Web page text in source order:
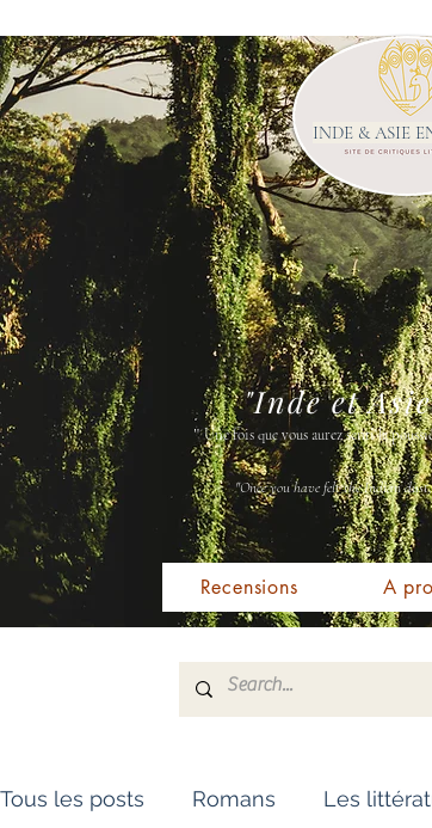
INDE & ASIE
"Une fois que vous aurez senti la
"Once you have felt the Indian
"Inde et
Recensions A
Tous les posts Romans Les